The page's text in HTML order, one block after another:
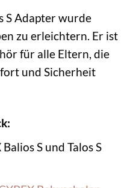
S Adapter wurde
zu erleichtern. Er ist
für alle Eltern, die
und Sicherheit
S und Talos S